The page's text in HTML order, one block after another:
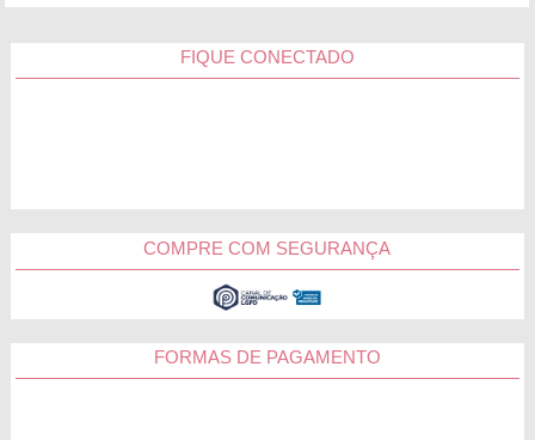
FIQUE CONECTADO
COMPRE COM SEGURANÇA
FORMAS DE PAGAMENTO